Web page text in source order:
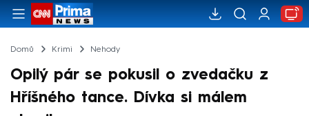
Domů Krimi Nehody
Opilý pár se pokusil o zvedačku z
Hříšného tance. Dívka si málem